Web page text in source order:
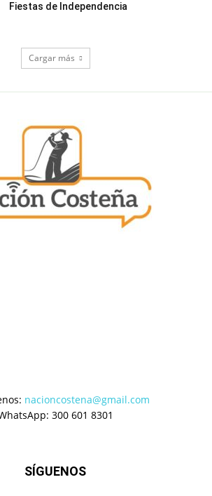
Fiestas de Independencia
Cargar más
nacioncostena@gmail.com
300 601 8301
SÍGUENOS